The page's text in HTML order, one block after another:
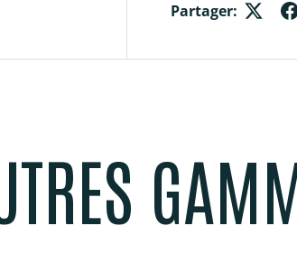
Partager: